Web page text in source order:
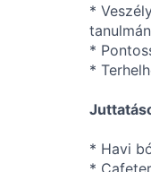
*
*
*
* Havi
*